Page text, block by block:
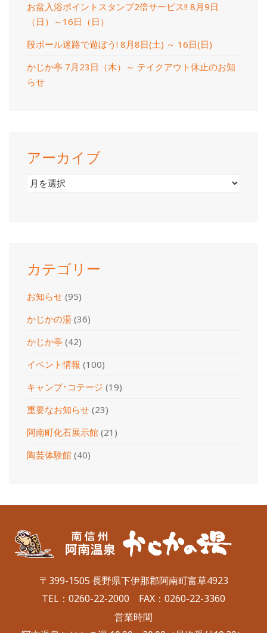
お盆入浴ポイントスタンプ2倍サービス!! 8月9日
（日）～16日（日）
段ボール迷路で遊ぼう! 8月8日(土) ～ 16日(日)
かじか亭 7月23日（木）～ テイクアウト休止のお知
らせ
アーカイブ
ア
カテゴリー
お知らせ (95)
かじかの湯 (36)
かじか亭 (42)
イベント情報 (100)
キャンプ･コテージ (19)
重要なお知らせ (23)
阿南町化石展示館 (21)
陶芸体験館 (40)
〒399-1505 長野県下伊那郡阿南町富草4923
TEL： 0260-22-2000 FAX：0260-22-3360
営業時間